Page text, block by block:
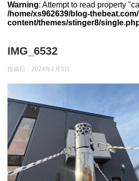
Warning: Attempt to read property
/home/xs962639/blog-
content/themes/stinger8/
IMG_6532
投稿日： 2024年1月3日